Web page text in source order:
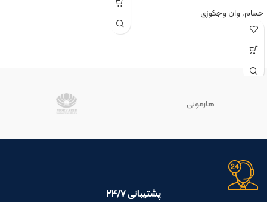
حمام,وان وجکوزی
هارمونی
پشتیبانی ۲۴/۷